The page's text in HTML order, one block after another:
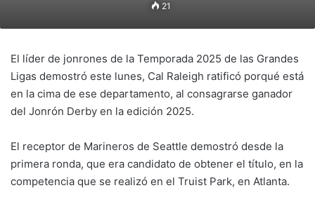
21
El líder de jonrones de la Temporada 2025 de las Grandes
Ligas demostró este lunes, Cal Raleigh ratificó porqué está
en la cima de ese departamento, al consagrarse ganador
del Jonrón Derby en la edición 2025.
El receptor de Marineros de Seattle demostró desde la
primera ronda, que era candidato de obtener el título, en la
competencia que se realizó en el Truist Park, en Atlanta.